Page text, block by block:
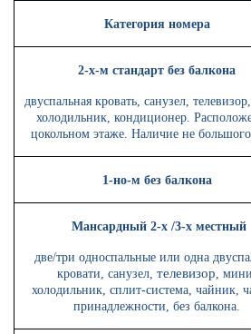
Категория номера
2-х-м стандарт без балкона
двуспальная кровать, санузел,
холодильник, кондиционер.
цокольном этаже. Наличие не большого
1-но-м без балкона
Мансардный 2-х /3-х местный
две/три односпальные или одна
кровати, санузел, телевизор ,
холодильник, сплит-система, чайник,
принадлежности, без балкона.